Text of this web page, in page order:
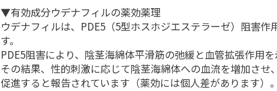
▼有効成分ウデナフィルの薬効薬理
ウデナフィルは、PDE5（5型ホスホジエステラーゼ）阻害作
す。
PDE5阻害により、陰茎海綿体平滑筋の弛緩と血管拡張作用
その結果、性的刺激に応じて陰茎海綿体への血流を増加させ
促進すると報告されています（薬効には個人差があります）